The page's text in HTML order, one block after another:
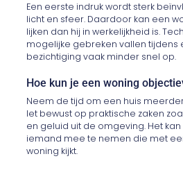
Een eerste indruk wordt sterk
licht en sfeer. Daardoor kan een
lijken dan hij in werkelijkheid is.
mogelijke gebreken vallen tijdens
bezichtiging vaak minder snel op.
Hoe kun je een woning
Neem de tijd om een huis
let bewust op praktische zaken
en geluid uit de omgeving. Het
iemand mee te nemen die met
woning kijkt.